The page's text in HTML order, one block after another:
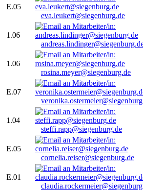
E.05
eva.leukert@siegenburg.de
1.06
1.06
rosina.meyer@siegenburg.de
E.07
1.04
steffi.rapp@siegenburg.de
E.05
cornelia.reiser@siegenburg.de
E.01